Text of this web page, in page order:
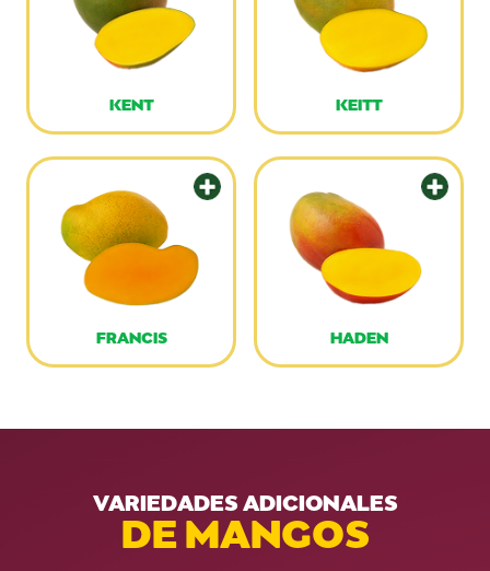
KENT KEITT
FRANCIS HADEN
VARIEDADES ADICIONALES
DE MANGOS